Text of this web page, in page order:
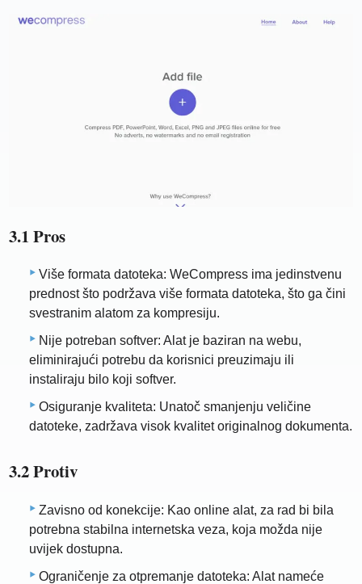
3.1 Pros
Više formata datoteka: WeCompress ima jedinstvenu
prednost što podržava više formata datoteka, što ga čini
svestranim alatom za kompresiju.
Nije potreban softver: Alat je baziran na webu,
eliminirajući potrebu da korisnici preuzimaju ili
instaliraju bilo koji softver.
Osiguranje kvaliteta: Unatoč smanjenju veličine
datoteke, zadržava visok kvalitet originalnog dokumenta.
3.2 Protiv
Zavisno od konekcije: Kao online alat, za rad bi bila
potrebna stabilna internetska veza, koja možda nije
uvijek dostupna.
Ograničenje za otpremanje datoteka: Alat nameće